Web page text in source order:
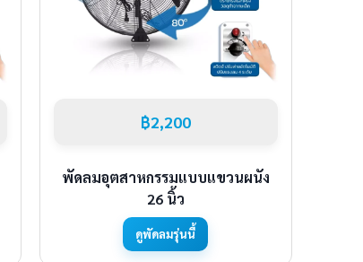
฿2,200
พัดลมอุตสาหกรรมแบบแขวนผนัง
26 นิ้ว
ดูพัดลมรุ่นนี้